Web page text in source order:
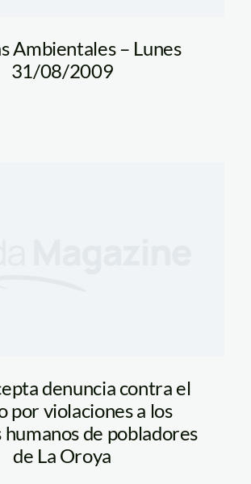
Ambientales – Lunes
31/08/2009
denuncia contra el
por violaciones a los
de pobladores
de La Oroya